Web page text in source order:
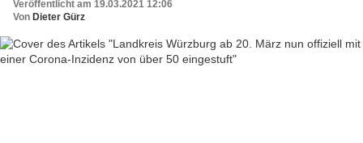
Veröffentlicht am 19.03.2021 12:06
Von Dieter Gürz